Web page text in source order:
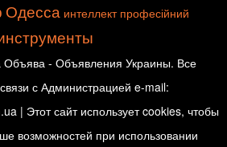
Одесса интеллект професійний
Объява - Объявления Украины. Все
с Администрацией e-mail:
| Этот сайт использует cookies, чтобы
возможностей при использовании